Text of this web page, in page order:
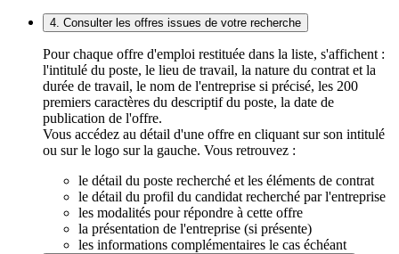
4. Consulter les offres issues de votre recherche
Pour chaque offre d'emploi restituée dans la liste, s'affichent :
l'intitulé du poste, le lieu de travail, la nature du contrat et la
durée de travail, le nom de l'entreprise si précisé, les 200
premiers caractères du descriptif du poste, la date de
publication de l'offre.
Vous accédez au détail d'une offre en cliquant sur son intitulé
ou sur le logo sur la gauche. Vous retrouvez :
le détail du poste recherché et les éléments de contrat
le détail du profil du candidat recherché par l'entreprise
les modalités pour répondre à cette offre
la présentation de l'entreprise (si présente)
les informations complémentaires le cas échéant